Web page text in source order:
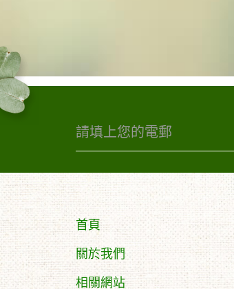
首頁
關於我們
相關網站